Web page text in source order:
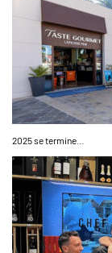
2025 se termine…